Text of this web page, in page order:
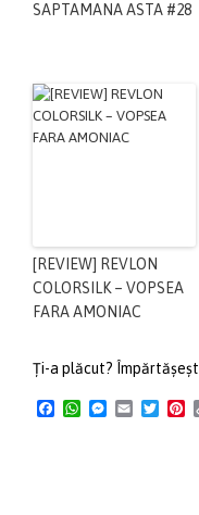
SAPTAMANA ASTA #28
[REVIEW] REVLON
COLORSILK – VOPSEA
FARA AMONIAC
Ți-a plăcut?
Facebook
WhatsApp
Messenger
Email